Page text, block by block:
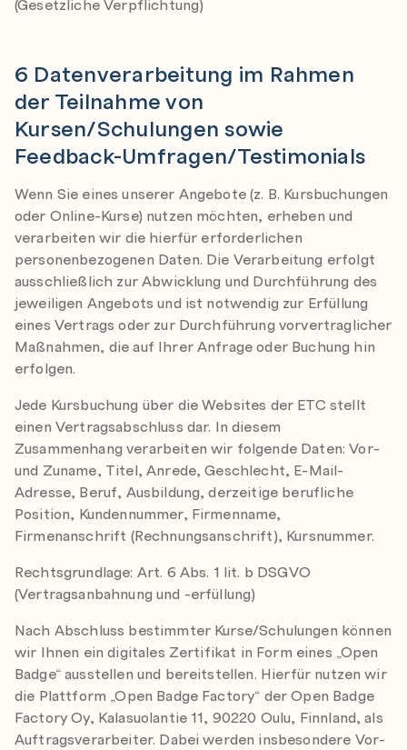
(Gesetzliche Verpflichtung)
6 Datenverarbeitung im Rahmen
der Teilnahme von
Kursen/Schulungen sowie
Feedback-Umfragen/Testimonials
Wenn Sie eines unserer Angebote (z. B. Kursbuchungen
oder Online-Kurse) nutzen möchten, erheben und
verarbeiten wir die hierfür erforderlichen
personenbezogenen Daten. Die Verarbeitung erfolgt
ausschließlich zur Abwicklung und Durchführung des
jeweiligen Angebots und ist notwendig zur Erfüllung
eines Vertrags oder zur Durchführung vorvertraglicher
Maßnahmen, die auf Ihrer Anfrage oder Buchung hin
erfolgen.
Jede Kursbuchung über die Websites der ETC stellt
einen Vertragsabschluss dar. In diesem
Zusammenhang verarbeiten wir folgende Daten: Vor-
und Zuname, Titel, Anrede, Geschlecht, E-Mail-
Adresse, Beruf, Ausbildung, derzeitige berufliche
Position, Kundennummer, Firmenname,
Firmenanschrift (Rechnungsanschrift), Kursnummer.
Rechtsgrundlage: Art. 6 Abs. 1 lit. b DSGVO
(Vertragsanbahnung und -erfüllung)
Nach Abschluss bestimmter Kurse/Schulungen können
wir Ihnen ein digitales Zertifikat in Form eines „Open
Badge“ ausstellen und bereitstellen. Hierfür nutzen wir
die Plattform „Open Badge Factory“ der Open Badge
Factory Oy, Kalasuolantie 11, 90220 Oulu, Finnland, als
Auftragsverarbeiter. Dabei werden insbesondere Vor-